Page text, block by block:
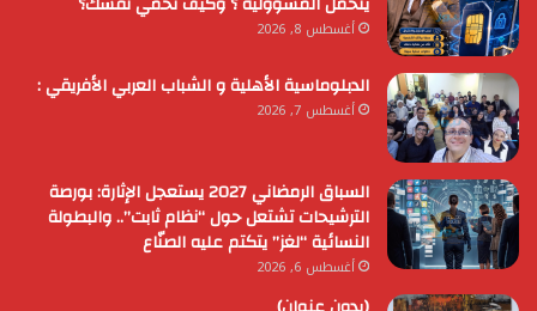
أغسطس 8, 2026
الدبلوماسية الأهلية و الشباب العربي الأفريقي :
أغسطس 7, 2026
السباق الرمضاني 2027 يستعجل الإثارة: بورصة
الترشيحات تشتعل حول “نظام ثابت”.. والبطولة
النسائية “لغز” يتكتم عليه الصنّاع
أغسطس 6, 2026